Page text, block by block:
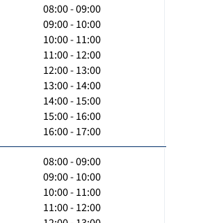
08:00 - 09:00
09:00 - 10:00
10:00 - 11:00
11:00 - 12:00
12:00 - 13:00
13:00 - 14:00
14:00 - 15:00
15:00 - 16:00
16:00 - 17:00
08:00 - 09:00
09:00 - 10:00
10:00 - 11:00
11:00 - 12:00